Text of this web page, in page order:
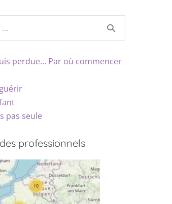
perdue… Par où commencer
pas seule
professionnels